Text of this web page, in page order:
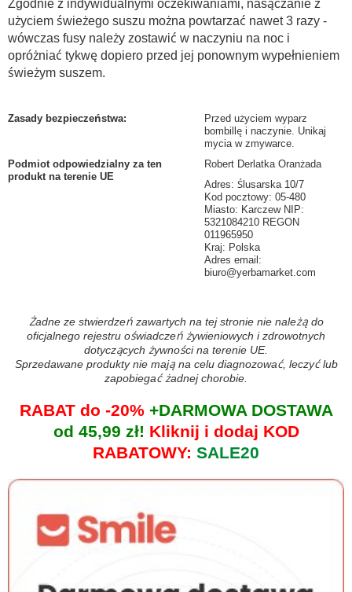
Zgodnie z indywidualnymi oczekiwaniami, nasączanie z
użyciem świeżego suszu można powtarzać nawet 3 razy -
wówczas fusy należy zostawić w naczyniu na noc i
opróżniać tykwę dopiero przed jej ponownym wypełnieniem
świeżym suszem.
Zasady bezpieczeństwa:
Przed użyciem wyparz
bombillę i naczynie. Unikaj
mycia w zmywarce.
Podmiot odpowiedzialny za ten
produkt na terenie UE
Robert Derlatka Oranżada
Adres: Ślusarska 10/7
Kod pocztowy: 05-480
Miasto: Karczew NIP:
5321084210 REGON
011965950
Kraj: Polska
Adres email:
biuro@yerbamarket.com
Żadne ze stwierdzeń zawartych na tej stronie nie należą do
oficjalnego rejestru oświadczeń żywieniowych i zdrowotnych
dotyczących żywności na terenie UE.
Sprzedawane produkty nie mają na celu diagnozować, leczyć lub
zapobiegać żadnej chorobie.
RABAT do -20%+DARMOWA DOSTAWA
od 45,99 zł! Kliknij i dodaj KOD
RABATOWY: SALE20